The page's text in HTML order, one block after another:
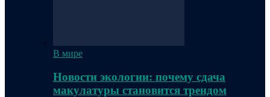
В мире
Новости экологии: почему сдача
макулатуры становится трендом